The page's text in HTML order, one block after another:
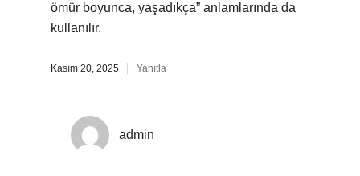
ömür boyunca, yaşadıkça” anlamlarında da
kullanılır.
Kasım 20, 2025 Yanıtla
admin